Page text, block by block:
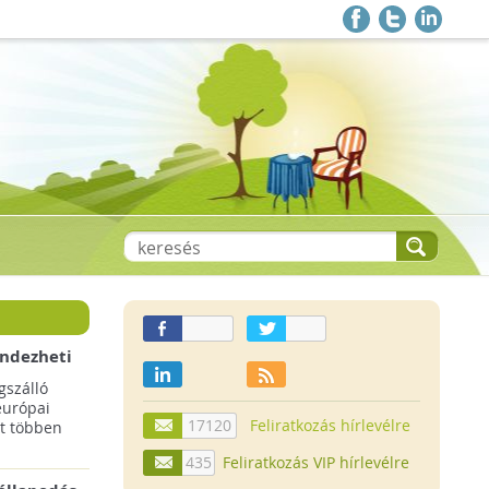
többen
17120
Feliratkozás hírlevélre
435
Feliratkozás VIP hírlevélre